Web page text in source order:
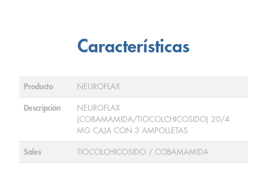
Características
Producto NEUROFLAX
Descripción
NEUROFLAX
(COBAMAMIDA/TIOCOLCHICOSIDO) 20/4
MG CAJA CON 3 AMPOLLETAS
Sales TIOCOLCHICOSIDO / COBAMAMIDA